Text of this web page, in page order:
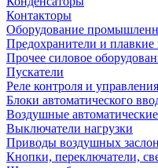
Контакторы
Оборудование
Предохранители и плавкие
Прочее силовое
Пускатели
Реле контроля и управления
Блоки автоматического
Воздушные
Выключатели нагрузки
Приводы воздушных
Кнопки, переключатели,